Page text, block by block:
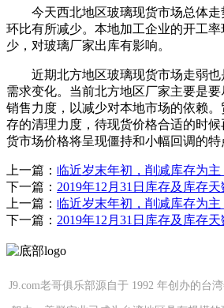
今天西北地区玻璃现货市场总体走
环比有所减少。本地加工企业的开工
少，对玻璃厂家出库有影响。
近期北方地区玻璃现货市场走弱也
需求变化。当前北方地区厂家主要是
销售力度，以减少对本地市场的依赖
存的清理力度，待现货价格合适的时
货市场价格将呈现僵持和小幅回调的特
上一篇： 临近岁末年初，削减库存为主
下一篇： 2019年12月31日库存及库存天
上一篇： 临近岁末年初，削减库存为主
下一篇： 2019年12月31日库存及库存天
J9.com老哥俱乐部源自于 1992 年创办的台